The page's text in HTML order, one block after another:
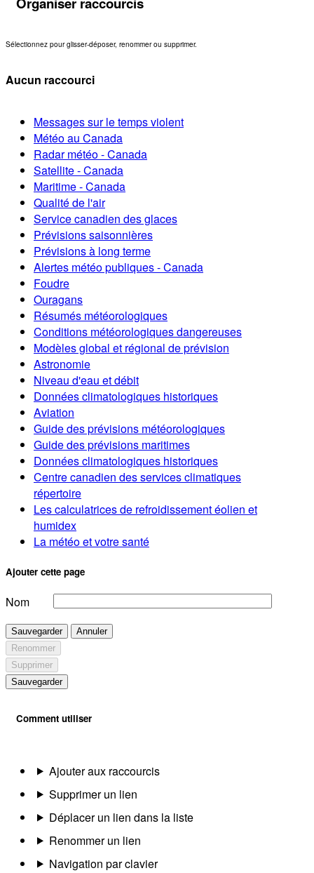
Sélectionnez pour glisser-déposer, renommer ou supprimer.
Aucun raccourci
Messages sur le temps violent
Météo au Canada
Radar météo - Canada
Satellite - Canada
Maritime - Canada
Qualité de l'air
Service canadien des glaces
Prévisions saisonnières
Prévisions à long terme
Alertes météo publiques - Canada
Foudre
Ouragans
Résumés météorologiques
Conditions météorologiques dangereuses
Modèles global et régional de prévision
Astronomie
Niveau d'eau et débit
Données climatologiques historiques
Aviation
Guide des prévisions météorologiques
Guide des prévisions maritimes
Données climatologiques historiques
Centre canadien des services climatiques
répertoire
Les calculatrices de refroidissement éolien et
humidex
La météo et votre santé
Ajouter cette page
Nom
Sauvegarder
Annuler
Renommer
Supprimer
Sauvegarder
Comment utiliser
Ajouter aux raccourcis
Supprimer un lien
Déplacer un lien dans la liste
Renommer un lien
Navigation par clavier